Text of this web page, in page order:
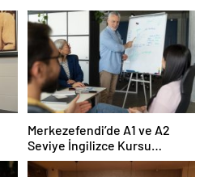
Merkezefendi’de A1 ve A2
Seviye İngilizce Kursu
Başvuruları Başladı